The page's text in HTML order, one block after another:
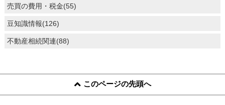
売買の費用・税金(55)
豆知識情報(126)
不動産相続関連(88)
このページの先頭へ